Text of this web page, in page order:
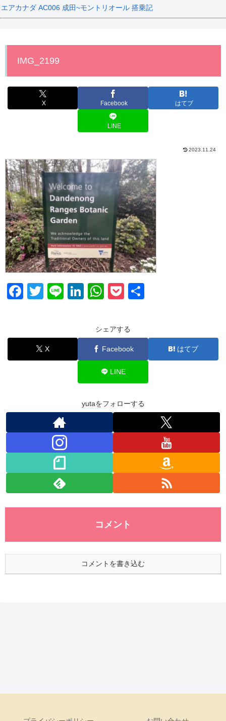
エアカナダ AC006 成田~モントリオール 搭乗記
IMG_2199
X Facebook はてブ
LINE
2023.11.24
F
e
b
T
er
Li
Li
e
dI
W
at
s
A
p
p
P
ck
et
シェアする
X Facebook はてブ
LINE
yutaをフォローする
コメント
コメントを書き込む